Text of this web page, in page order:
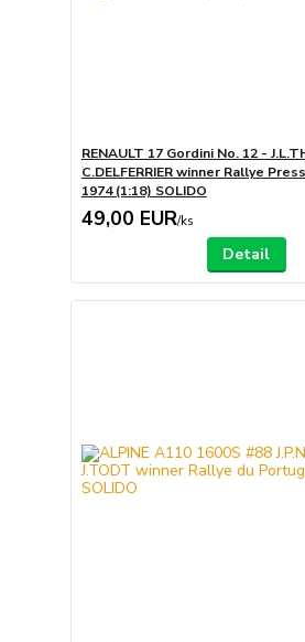
RENAULT 17 Gordini No. 12 -
C.DELFERRIER winner Rallye
1974 (1:18) SOLIDO
49,00 EUR/ks
Detail